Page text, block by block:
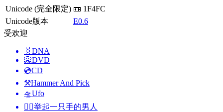
Unicode (完全限定) 📼 1F4FC
Unicode版本
E0.6
受欢迎
🧬 DNA
📀DVD
💿CD
⚒️Hammer And Pick
🛸Ufo
🙋‍♂️举起一只手的男人